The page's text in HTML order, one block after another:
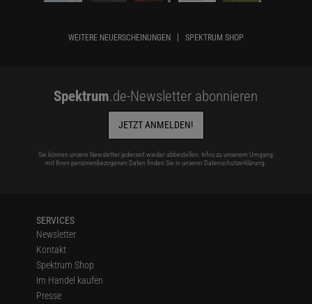
WEITERE NEUERSCHEINUNGEN SPEKTRUM SHOP
Spektrum.de-Newsletter abonnieren
JETZT ANMELDEN!
Sie können unsere Newsletter jederzeit wieder abbestellen. Infos zu unserem Umgang
mit Ihren personenbezogenen Daten finden Sie in unserer Datenschutzerklärung
SERVICES
Newsletter
Kontakt
Spektrum Shop
Im Handel kaufen
Presse